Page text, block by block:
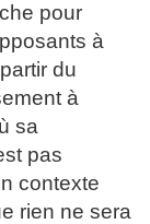
pour
à
du
à
sa
pas
contexte
rien ne sera